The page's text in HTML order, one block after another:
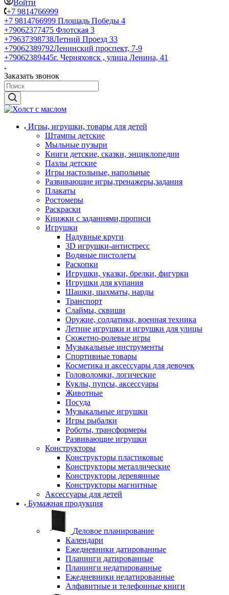
Войти
+7 9814766999
+7 9814766999 Площадь Победы 4
+79062377475 Флотская 3
+79637398738Летний Проезд 33
+79062389792Ленинский проспект, 7-9
+79062389445г. Черняховск , улица Ленина, 41
Заказать звонок
Игры, игрушки, товары для детей
Штампы детские
Мыльные пузыри
Книги детские, сказки, энциклопедии
Пазлы детские
Игры настольные, напольные
Развивающие игры,тренажеры,задания
Плакаты
Ростомеры
Раскраски
Книжки с заданиями,прописи
Игрушки
Надувные круги
3D игрушки-антистресс
Водяные пистолеты
Раскопки
Игрушки, указки, брелки, фигурки
Игрушки для купания
Шашки, шахматы, нарды
Транспорт
Слаймы, сквиши
Оружие, солдатики, военная техника
Летние игрушки и игрушки для улицы
Сюжетно-ролевые игры
Музыкальные инструменты
Спортивные товары
Косметика и аксессуары для девочек
Головоломки, логические
Куклы, пупсы, аксессуары
Животные
Посуда
Музыкальные игрушки
Игры рыбалки
Роботы, трансформеры
Развивающие игрушки
Конструкторы
Конструкторы пластиковые
Конструкторы металлические
Конструкторы деревянные
Конструкторы магнитные
Аксессуары для детей
Бумажная продукция
Деловое планирование
Календари
Ежедневники датированные
Планинги датированные
Планинги недатированные
Ежедневники недатированные
Алфавитные и телефонные книги